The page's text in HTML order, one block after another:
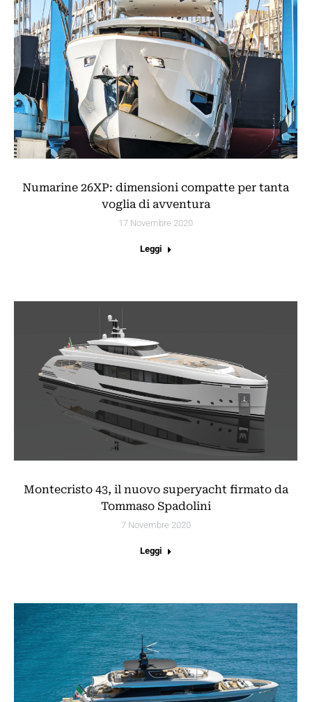
Numarine 26XP: dimensioni compatte per tanta
voglia di avventura
17 Novembre 2020
Leggi
Montecristo 43, il nuovo superyacht firmato da
Tommaso Spadolini
7 Novembre 2020
Leggi